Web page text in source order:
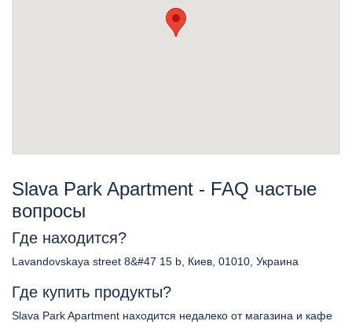
Slava Park Apartment - FAQ частые
вопросы
Где находится?
Lavandovskaya street 8&#47 15 b, Киев, 01010, Украина
Где купить продукты?
Slava Park Apartment находится недалеко от магазина и кафе